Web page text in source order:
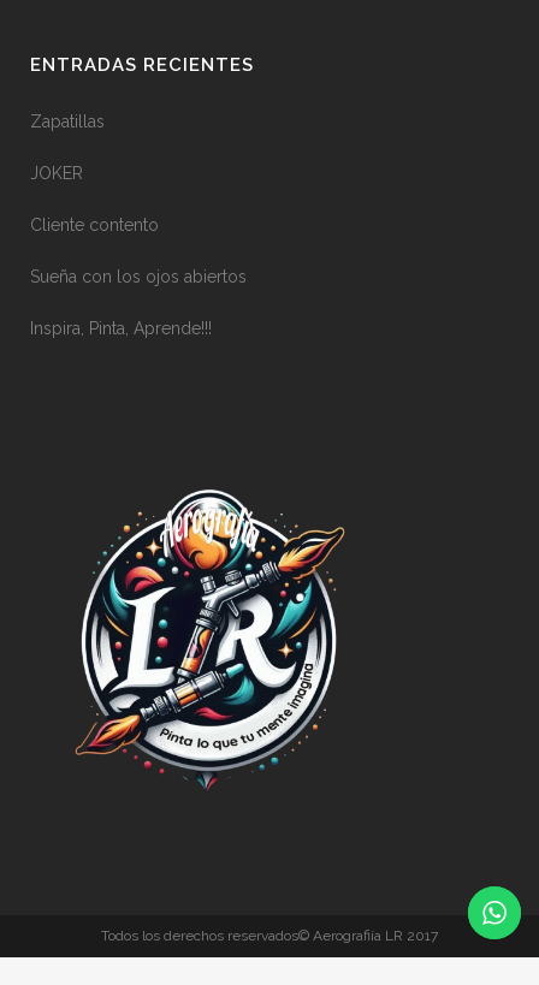
ENTRADAS RECIENTES
Zapatillas
JOKER
Cliente contento
Sueña con los ojos abiertos
Inspira, Pinta, Aprende!!!
Todos los derechos reservados© Aerografiía LR 2017